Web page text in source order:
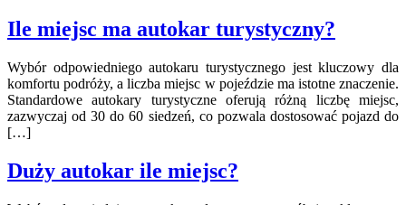
Ile miejsc ma autokar turystyczny?
Wybór odpowiedniego autokaru turystycznego jest kluczowy dla
komfortu podróży, a liczba miejsc w pojeździe ma istotne znaczenie.
Standardowe autokary turystyczne oferują różną liczbę miejsc,
zazwyczaj od 30 do 60 siedzeń, co pozwala dostosować pojazd do
[…]
Duży autokar ile miejsc?